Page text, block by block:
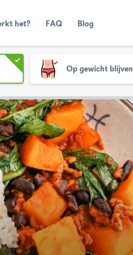
het? FAQ Blog
Op gewicht blijven